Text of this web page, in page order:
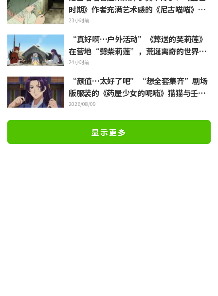
时期》作者充满艺术感的《尼古喵喵》插
画被赞“说不定真能在艺大见到”
23小时前
“真好啊…户外活动”《葬送的芙莉莲》
在营地“劈柴莉莲”，荒诞离奇的世界观
引发“每天都很充实呢”的反响
24小时前
“颜值…太好了吧”“想全套集齐”剧场
版服装的《药屋少女的呢喃》猫猫与壬氏
精细手办立体化
2026/08/09
显示更多